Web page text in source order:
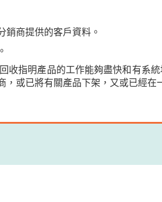
銷商提供的客戶資料。
收指明產品的工作能夠盡快和有系
，或已將有關產品下架，又或已經在